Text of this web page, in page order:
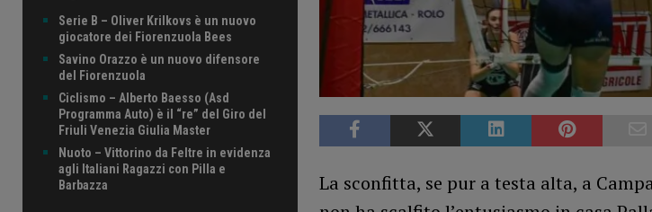
La sconfitta, se pur a testa alta, a
Serie B – Oliver Krilkovs è un nuovo
giocatore dei Fiorenzuola Bees
Savino Orazzo è un nuovo difensore
del Fiorenzuola
Ciclismo – Alberto Baesso (Asd
Programma Auto) è il “re” del Giro del
Friuli Venezia Giulia Master
Nuoto – Vittorino da Feltre in evidenza
agli Italiani Ragazzi con Pilla e
Barbazza